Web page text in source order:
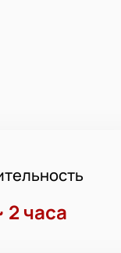
2 часа